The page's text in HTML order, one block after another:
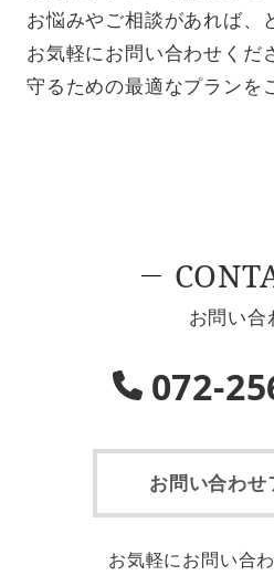
お悩みやご相談があれば、
お気軽にお問い合わせくだ
守るための最適なプランを
お問い合
072-
お問い合わせ
お気軽にお問い合